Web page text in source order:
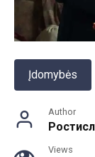
Įdomybės
Author
Views